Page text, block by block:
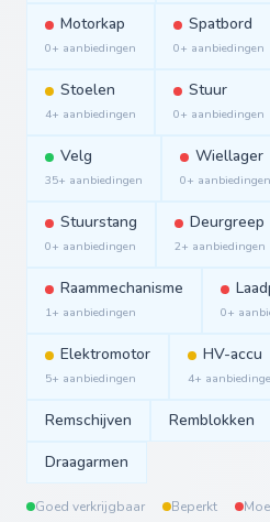
Motorkap
0+ aanbiedingen
Spatbord
0+ aanbiedingen
Stoelen
4+ aanbiedingen
Stuur
0+ aanbiedingen
Velg
35+ aanbiedingen
Wiellager
0+ aanbiedingen
Stuurstang
0+ aanbiedingen
Deurgreep
2+ aanbiedingen
Raammechanisme
1+ aanbiedingen 0+
Elektromotor
5+ aanbiedingen
HV-accu
4+
Remschijven Remblokken
Draagarmen
Goed verkrijgbaar Beperkt